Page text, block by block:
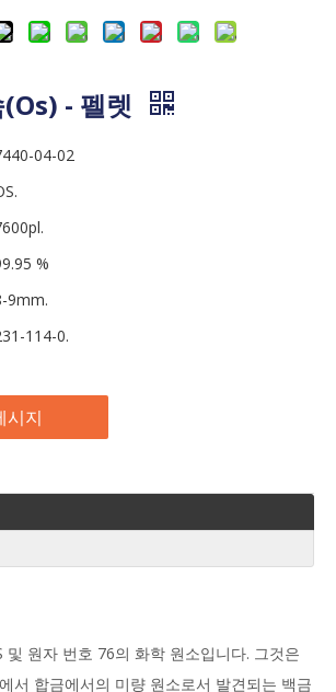
- 펠렛
04-02
%
9mm.
114-0.
시지
원자 번호 76의 화학 원소입니다. 그것은
서 합금에서의 미량 원소로서 발견되는 백금